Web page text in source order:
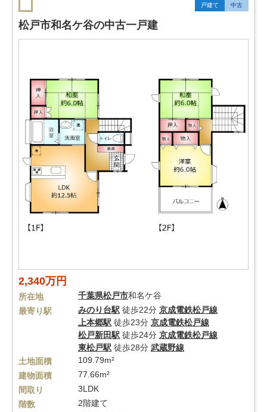
戸建て 中古
松戸市和名ケ谷の中古一戸建
2,340万円
所在地 千葉県松戸市和名ケ谷
最寄り駅
みのり台駅 徒歩22分 京成電鉄松戸線
上本郷駅 徒歩23分 京成電鉄松戸線
松戸新田駅 徒歩24分 京成電鉄松戸線
東松戸駅 徒歩28分 武蔵野線
土地面積
109.79m²
建物面積
77.66m²
間取り
3LDK
階数
2階建て